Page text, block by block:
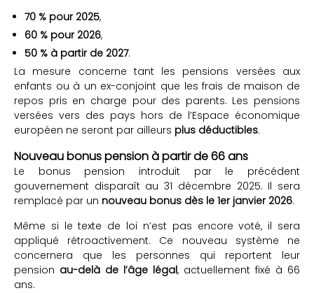
70 % pour 2025,
60 % pour 2026,
50 % à partir de 2027.
La mesure concerne tant les pensions versées aux
enfants ou à un ex-conjoint que les frais de maison de
repos pris en charge pour des parents. Les pensions
versées vers des pays hors de l’Espace économique
européen ne seront par ailleurs plus déductibles.
Nouveau bonus pension à partir de 66 ans
Le bonus pension introduit par le précédent
gouvernement disparaît au 31 décembre 2025. Il sera
remplacé par un nouveau bonus dès le 1er janvier 2026.
Même si le texte de loi n’est pas encore voté, il sera
appliqué rétroactivement. Ce nouveau système ne
concernera que les personnes qui reportent leur
pension au-delà de l’âge légal, actuellement fixé à 66
ans.